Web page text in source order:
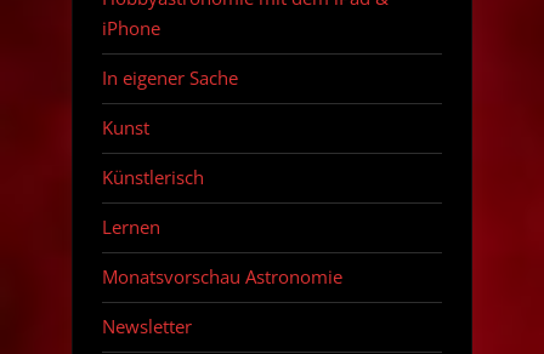
iPhone
In eigener Sache
Kunst
Künstlerisch
Lernen
Monatsvorschau Astronomie
Newsletter